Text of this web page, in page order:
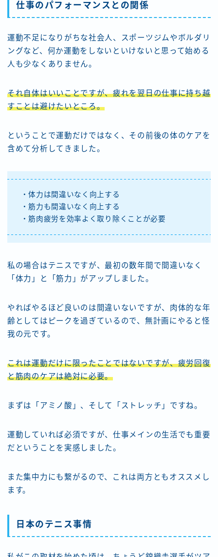
仕事のパフォーマンスとの関係
運動不足になりがちな社会人、スポーツジムやボルダリ
ングなど、何か運動をしないといけないと思って始める
人も少なくありません。
それ自体はいいことですが、疲れを翌日の仕事に持ち越
すことは避けたいところ。
ということで運動だけではなく、その前後の体のケアを
含めて分析してきました。
・体力は間違いなく向上する
・筋力も間違いなく向上する
・筋肉疲労を効率よく取り除くことが必要
私の場合はテニスですが、最初の数年間で間違いなく
「体力」と「筋力」がアップしました。
やればやるほど良いのは間違いないですが、肉体的な年
齢としてはピークを過ぎているので、無計画にやると怪
我の元です。
これは運動だけに限ったことではないですが、疲労回復
と筋肉のケアは絶対に必要。
まずは「アミノ酸」、そして「ストレッチ」ですね。
運動していれば必須ですが、仕事メインの生活でも重要
だということを実感しました。
また集中力にも繋がるので、これは両方ともオススメし
ます。
日本のテニス事情